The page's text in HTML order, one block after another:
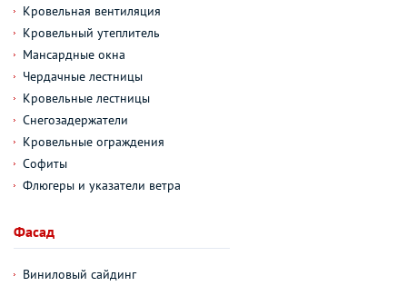
Кровельная вентиляция
Кровельный утеплитель
Мансардные окна
Чердачные лестницы
Кровельные лестницы
Снегозадержатели
Кровельные ограждения
Софиты
Флюгеры и указатели ветра
Фасад
Виниловый сайдинг